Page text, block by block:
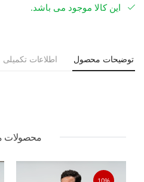
این کالا موجود می باشد.
توضیحات محصول اطلاعات تکمیلی
محصولات